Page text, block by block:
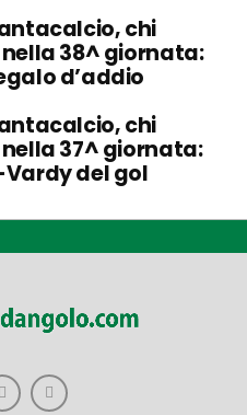
chi
38^ giornata:
d’addio
chi
37^ giornata:
del gol